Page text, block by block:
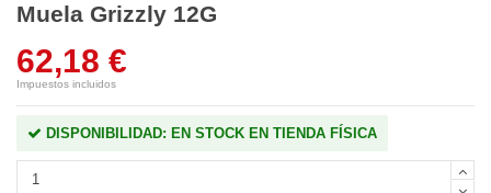
Muela Grizzly 12G
62,18 €
Impuestos incluidos
DISPONIBILIDAD: EN STOCK EN TIENDA FÍSICA